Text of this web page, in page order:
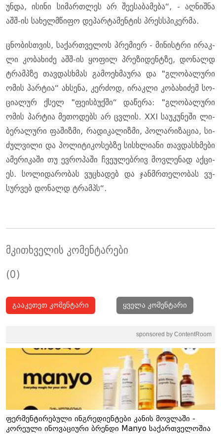
უნდა, ისი­ნი სი­მარ­თლეს არ შე­ე­სა­ბა­მე­ბა“, - აღ­ნიშ­ნა
აშშ-ის სა­ხელ­მწი­ფო დე­პარ­ტა­მენ­ტის პრესს­პი­კერ­მა.
ცნო­ბის­თვის, სა­ქარ­თვე­ლოს პრე­მი­ერ - მი­ნის­ტრი ირაკ­
ლი კო­ბა­ხი­ძე აშშ-ის ყო­ფილ პრე­ზი­დენტზე, დო­ნალდ
ტრამპზე თავ­დას­ხმას გა­მო­ეხ­მა­უ­რა და "გლო­ბა­ლუ­რი
ომის პარ­ტია“ ახ­სე­ნა, კერ­ძოდ, ირაკ­ლი კო­ბა­ხი­ძემ სო­
ცი­ა­ლურ ქსელ "ფე­ის­ბუქ­ში“ და­წე­რა: "გლო­ბა­ლუ­რი
ომის პარ­ტია მე­თო­დებს არ ცვლის. XXI სა­უ­კუ­ნე­ში ლი­
ბე­რა­ლუ­რი ფა­შიზ­მი, რა­დი­კა­ლიზ­მი, პო­ლა­რი­ზა­ცია, სი­
ძულ­ვი­ლი და პო­ლი­ტი­კო­სებ­ზე სის­ხლი­ა­ნი თავ­დას­ხმე­ბი
ამე­რი­კა­ში თუ ევ­რო­პა­ში ჩვე­უ­ლებ­რივ მოვ­ლე­ნად აქ­ცი­
ეს. სო­ლი­და­რო­ბას ვუ­ცხა­დებ და ჯან­მრთე­ლო­ბას ვუ­
სურ­ვებ დო­ნალდ ტრამპს“.
მკითხველის კომენტარები
(0)
გააკეთეთ კომენტარი ყველა კომენტარი
sponsored by ContentRoom
ფერმენტირებული ინგრედიენტები კანის მოვლაში -
კორეული ინოვაციური ბრენდი Manyo საქართველოშია